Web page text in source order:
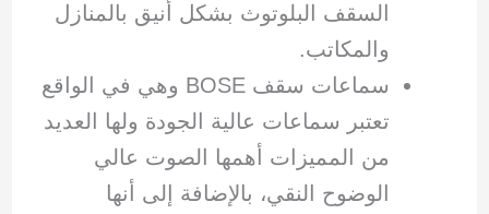
السقف البلوتوث بشكل أنيق بالمنازل
والمكاتب.
سماعات سقف BOSE وهي في الواقع
تعتبر سماعات عالية الجودة ولها العديد
من المميزات أهمها الصوت عالي
الوضوح النقي، بالإضافة إلى أنها